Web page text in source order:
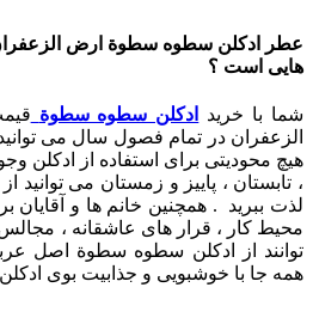
عطر ادکلن سطوه سطوة ارض
هایی است ؟
شما با خرید ادکلن سطوه سطوة
الزعفران در تمام فصول سال می توانید
هیچ محودیتی برای استفاده از ادکلن
، تابستان ، پاییز و زمستان می توانید
لذت ببرید . همچنین خانم ها و
محیط کار ، قرار های عاشقانه ،
توانند از ادکلن سطوه سطوة اصل
همه جا با خوشبویی و جذابیت بوی